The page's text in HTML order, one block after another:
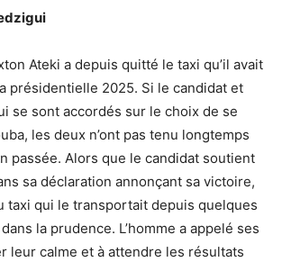
Ateki a depuis quitté le taxi qu’il avait
présidentielle 2025. Si le candidat et
se sont accordés sur le choix de se
les deux n’ont pas tenu longtemps
passée. Alors que le candidat soutient
sa déclaration annonçant sa victoire,
taxi qui le transportait depuis quelques
la prudence. L’homme a appelé ses
leur calme et à attendre les résultats